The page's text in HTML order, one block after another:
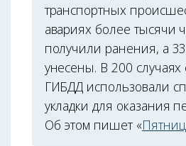
транспортных
авариях более тысячи
получили ранения, а
унесены. В 200 случаях
ГИБДД использовали
укладки для оказания
Об этом пишет «